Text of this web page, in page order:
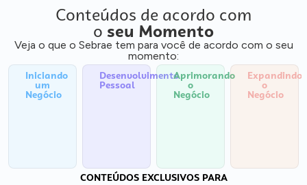
Conteúdos de acordo com
o seu Momento
Veja o que o Sebrae tem para você de acordo com o seu
momento:
Iniciando
um
Negócio
Desenvolvimento
Pessoal
Aprimorando
o
Negócio
Expandindo
o
Negócio
CONTEÚDOS EXCLUSIVOS PARA